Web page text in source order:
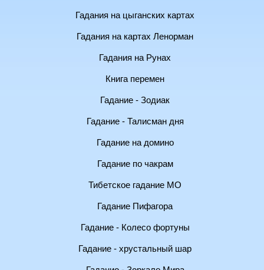
Гадания на цыганских картах
Гадания на картах Ленорман
Гадания на Рунах
Книга перемен
Гадание - Зодиак
Гадание - Талисман дня
Гадание на домино
Гадание по чакрам
Тибетское гадание МО
Гадание Пифагора
Гадание - Колесо фортуны
Гадание - хрустальный шар